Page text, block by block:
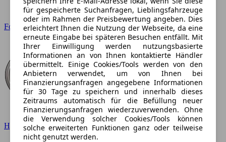
Ford
Hyundai
für gespeicherte Suchanfragen, Lieblingsfahrzeuge
oder im Rahmen der Preisbewertung angeben. Dies
erleichtert Ihnen die Nutzung der Webseite, da eine
erneute Eingabe bei späteren Besuchen entfällt. Mit
Ihrer Einwilligung werden nutzungsbasierte
Informationen an von Ihnen kontaktierte Händler
übermittelt. Einige Cookies/Tools werden von den
Anbietern verwendet, um von Ihnen bei
Finanzierungsanfragen angegebene Informationen
für 30 Tage zu speichern und innerhalb dieses
Zeitraums automatisch für die Befüllung neuer
Finanzierungsanfragen wiederzuverwenden. Ohne
die Verwendung solcher Cookies/Tools können
solche erweiterten Funktionen ganz oder teilweise
nicht genutzt werden.